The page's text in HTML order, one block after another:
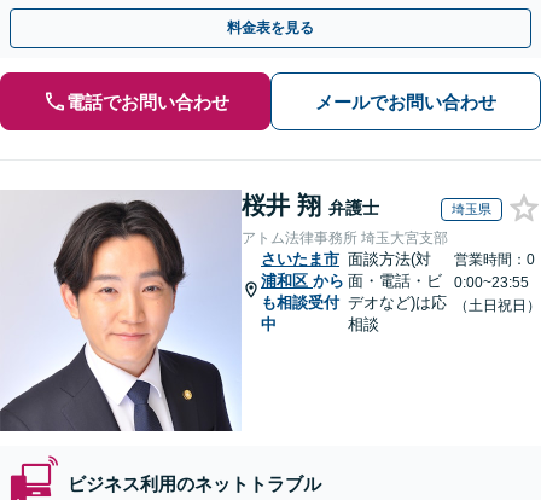
SNSアカウント凍結、AI関連のトラブルなど」
料金表を見る
電話でお問い合わせ メールでお問い合わせ
桜井 翔 弁護士 埼玉県
アトム法律事務所 埼玉大宮支部
さいたま市
浦和区 から
も相談受付
中
面談方法(対
面・電話・ビ
デオなど)は応
相談
営業時間：0
0:00~23:55
（土日祝日）
ビジネス利用のネットトラブル